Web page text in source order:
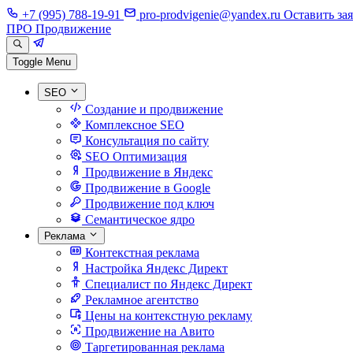
+7 (995) 788-19-91 pro-prodvigenie@yandex.ru Оставить
ПРО Продвижение
Toggle Menu
SEO
Создание и продвижение
Комплексное SEO
Консультация по сайту
SEO Оптимизация
Продвижение в Яндекс
Продвижение в Google
Продвижение под ключ
Семантическое ядро
Реклама
Контекстная реклама
Настройка Яндекс Директ
Специалист по Яндекс Директ
Рекламное агентство
Цены на контекстную рекламу
Продвижение на Авито
Таргетированная реклама